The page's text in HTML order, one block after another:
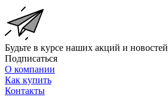
Будьте в курсе наших акций и новостей
Подписаться
О компании
Как купить
Контакты